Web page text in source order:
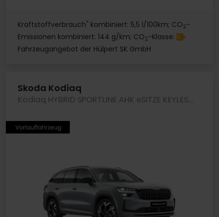
Kraftstoffverbrauch* kombiniert: 5,5 l/100km; CO2-
Emissionen kombiniert: 144 g/km; CO2-Klasse: E
Fahrzeugangebot der Hülpert SK GmbH
Skoda Kodiaq
Kodiaq HYBRID SPORTLINE AHK eSITZE KEYLESS LM19